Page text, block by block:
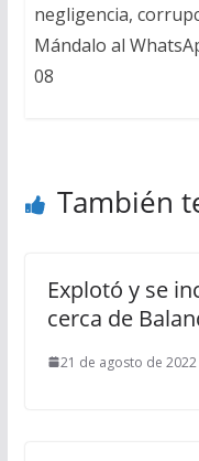
negligencia,
Mándalo al
08
También
Explotó y se
cerca de
21 de agosto de 2022